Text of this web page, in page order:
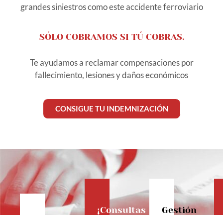
grandes siniestros como este accidente ferroviario
SÓLO COBRAMOS SI TÚ COBRAS.
Te ayudamos a reclamar compensaciones por
fallecimiento, lesiones y daños económicos
CONSIGUE TU INDEMNIZACIÓN
¡Consultas
Gestión